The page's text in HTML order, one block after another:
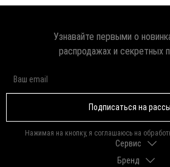
Сервис
Доставка и оплата
Бренд
Узнавайте первыми о
распродажах и секретных
Подписаться на
Нажимая на кнопку, я соглашаюсь на